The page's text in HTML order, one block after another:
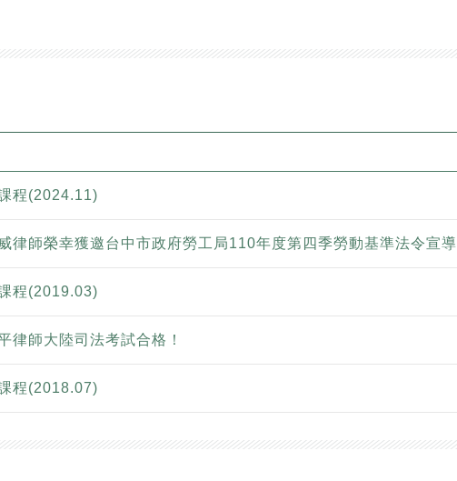
程(2024.11)
律師榮幸獲邀台中市政府勞工局110年度第四季勞動基準法令宣導
程(2019.03)
律師大陸司法考試合格！
程(2018.07)